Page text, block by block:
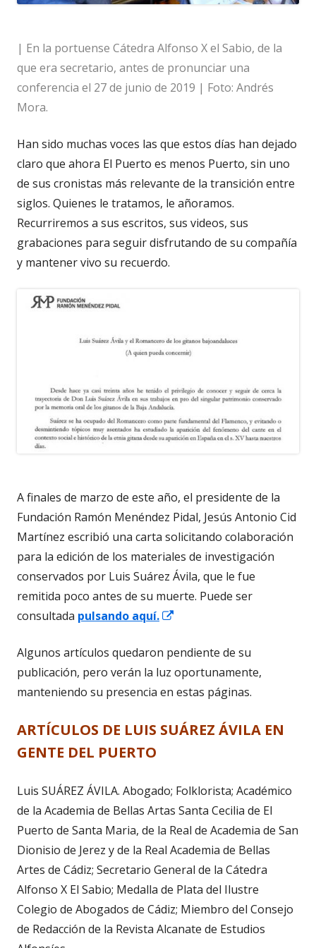
| En la portuense Cátedra Alfonso X el Sabio, de la
que era secretario, antes de pronunciar una
conferencia el 27 de junio de 2019 | Foto: Andrés
Mora.
Han sido muchas voces las que estos días han dejado
claro que ahora El Puerto es menos Puerto, sin uno
de sus cronistas más relevante de la transición entre
siglos. Quienes le tratamos, le añoramos.
Recurriremos a sus escritos, sus videos, sus
grabaciones para seguir disfrutando de su compañía
y mantener vivo su recuerdo.
A finales de marzo de este año, el presidente de la
Fundación Ramón Menéndez Pidal, Jesús Antonio Cid
Martínez escribió una carta solicitando colaboración
para la edición de los materiales de investigación
conservados por Luis Suárez Ávila, que le fue
remitida poco antes de su muerte. Puede ser
consultada pulsando aquí.
una
ventana
nueva
Algunos artículos quedaron pendiente de su
publicación, pero verán la luz oportunamente,
manteniendo su presencia en estas páginas.
ARTÍCULOS DE LUIS SUÁREZ ÁVILA EN
GENTE DEL PUERTO
Luis SUÁREZ ÁVILA. Abogado; Folklorista; Académico
de la Academia de Bellas Artas Santa Cecilia de El
Puerto de Santa Maria, de la Real de Academia de San
Dionisio de Jerez y de la Real Academia de Bellas
Artes de Cádiz; Secretario General de la Cátedra
Alfonso X El Sabio; Medalla de Plata del Ilustre
Colegio de Abogados de Cádiz; Miembro del Consejo
de Redacción de la Revista Alcanate de Estudios